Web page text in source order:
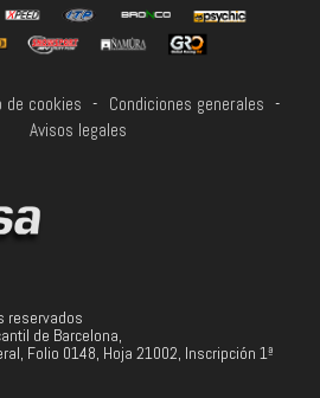
de cookies - Condiciones generales -
Avisos legales
reservados
de Barcelona,
Folio 0148, Hoja 21002, Inscripción 1ª